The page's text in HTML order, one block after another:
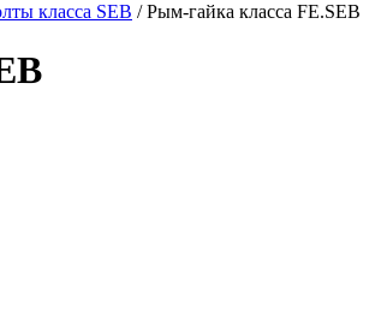
класса SEB /Рым-гайка класса FE.SEB